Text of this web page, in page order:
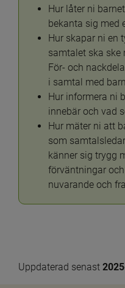
Hur låter ni
bekanta sig med
Hur skapar ni en
samtalet ska ske
För- och
i samtal med
Hur informera ni
innebär och vad
Hur mäter ni att
som
känner sig trygg
förväntningar
nuvarande och
Uppdaterad senast